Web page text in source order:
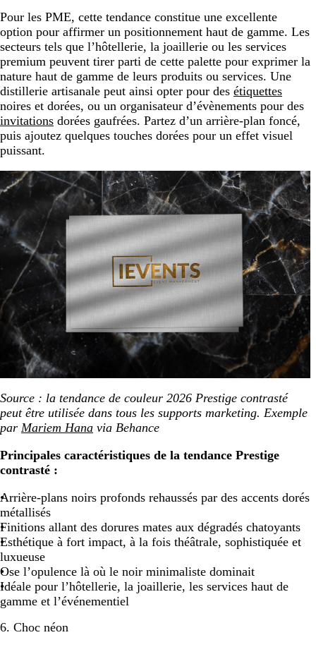
Pour les PME, cette tendance constitue une excellente
option pour affirmer un positionnement haut de gamme. Les
secteurs tels que l’hôtellerie, la joaillerie ou les services
premium peuvent tirer parti de cette palette pour exprimer la
nature haut de gamme de leurs produits ou services. Une
distillerie artisanale peut ainsi opter pour des étiquettes
noires et dorées, ou un organisateur d’évènements pour des
invitations dorées gaufrées. Partez d’un arrière-plan foncé,
puis ajoutez quelques touches dorées pour un effet visuel
puissant.
Source : la tendance de couleur 2026 Prestige contrasté
peut être utilisée dans tous les supports marketing. Exemple
par Mariem Hana via Behance
Principales caractéristiques de la tendance Prestige
contrasté :
Arrière-plans noirs profonds rehaussés par des accents dorés
métallisés
Finitions allant des dorures mates aux dégradés chatoyants
Esthétique à fort impact, à la fois théâtrale, sophistiquée et
luxueuse
Ose l’opulence là où le noir minimaliste dominait
Idéale pour l’hôtellerie, la joaillerie, les services haut de
gamme et l’événementiel
6. Choc néon